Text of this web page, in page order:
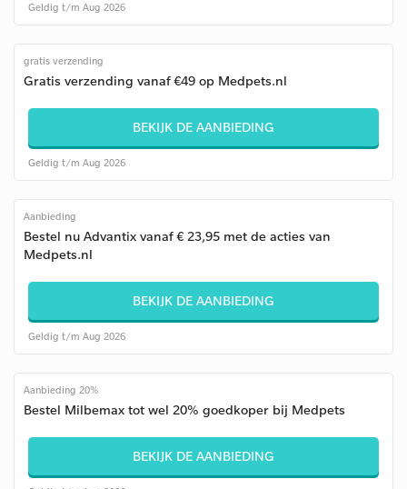
Geldig t/m Aug 2026
gratis verzending
Gratis verzending vanaf €49 op Medpets.nl
BEKIJK DE AANBIEDING
Geldig t/m Aug 2026
Aanbieding
Bestel nu Advantix vanaf € 23,95 met de acties van
Medpets.nl
BEKIJK DE AANBIEDING
Geldig t/m Aug 2026
Aanbieding 20%
Bestel Milbemax tot wel 20% goedkoper bij Medpets
BEKIJK DE AANBIEDING